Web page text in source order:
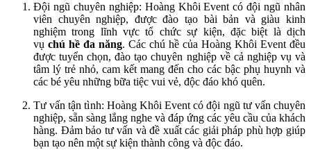
Đội ngũ chuyên nghiệp: Hoàng Khôi Event có đội ngũ nhân
viên chuyên nghiệp, được đào tạo bài bản và giàu kinh
nghiệm trong lĩnh vực tổ chức sự kiện, đặc biệt là dịch
vụ chú hề đa năng. Các chú hề của Hoàng Khôi Event đều
được tuyển chọn, đào tạo chuyên nghiệp về cả nghiệp vụ và
tâm lý trẻ nhỏ, cam kết mang đến cho các bậc phụ huynh và
các bé yêu những bữa tiệc vui vẻ, độc đáo khó quên.
Tư vấn tận tình: Hoàng Khôi Event có đội ngũ tư vấn chuyên
nghiệp, sẵn sàng lắng nghe và đáp ứng các yêu cầu của khách
hàng. Đảm bảo tư vấn và đề xuất các giải pháp phù hợp giúp
bạn tạo nên một sự kiện thành công và độc đáo.